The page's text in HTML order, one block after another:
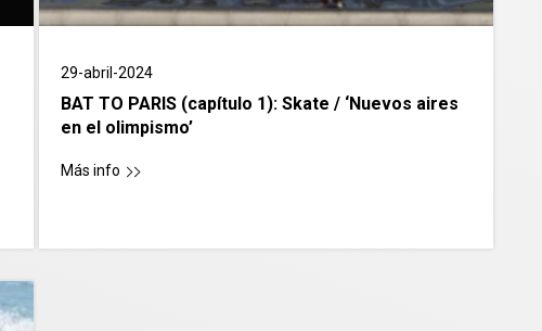
29-abril-2024
BAT TO PARIS (capítulo 1): Skate / ‘Nuevos aires
en el olimpismo’
Más info